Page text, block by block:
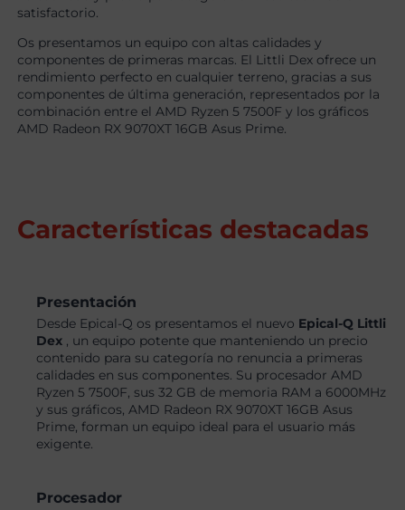
satisfactorio.
Os presentamos un equipo con altas calidades y
componentes de primeras marcas. El Littli Dex ofrece un
rendimiento perfecto en cualquier terreno, gracias a sus
componentes de última generación, representados por la
combinación entre el AMD Ryzen 5 7500F y los gráficos
AMD Radeon RX 9070XT 16GB Asus Prime.
Características destacadas
Presentación
Desde Epical-Q os presentamos el nuevo Epical-Q Littli
Dex , un equipo potente que manteniendo un precio
contenido para su categoría no renuncia a primeras
calidades en sus componentes. Su procesador AMD
Ryzen 5 7500F, sus 32 GB de memoria RAM a 6000MHz
y sus gráficos, AMD Radeon RX 9070XT 16GB Asus
Prime, forman un equipo ideal para el usuario más
exigente.
Procesador